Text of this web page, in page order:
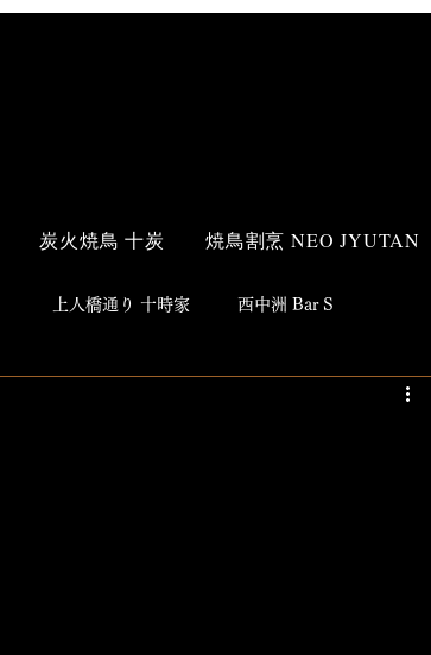
炭火焼鳥 十炭 焼鳥割烹 NEO JYUTAN
上人橋通り 十時家 西中洲 Bar S
居酒屋